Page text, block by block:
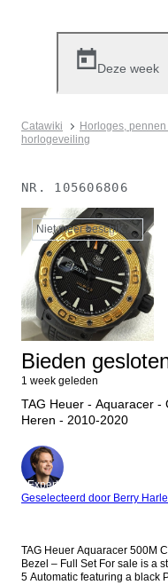
Deze week
Catawiki Horloges,
horlogeveiling
NR. 105606806
Niet meer beschikbaar
Bieden
1 week geleden
TAG Heuer - Aquaracer -
Heren - 2010-2020
Expert
Geselecteerd door Berry
TAG Heuer Aquaracer 500M
Bezel – Full Set For sale is a striking TAG Heuer Aquaracer 500M Calibre
5 Automatic featuring a black